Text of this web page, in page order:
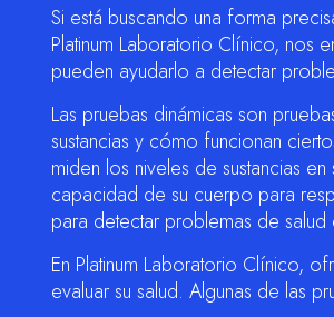
Si está buscando una forma
Platinum Laboratorio Clínico, nos
pueden ayudarlo a detectar
Las pruebas dinámicas son
sustancias y cómo funcionan
miden los niveles de sustancias
capacidad de su cuerpo para
para detectar problemas de
En Platinum Laboratorio Clínico,
evaluar su salud. Algunas de las